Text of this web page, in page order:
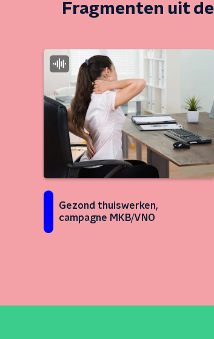
Fragmenten uit
Gezond thuiswerken,
campagne MKB/VNO